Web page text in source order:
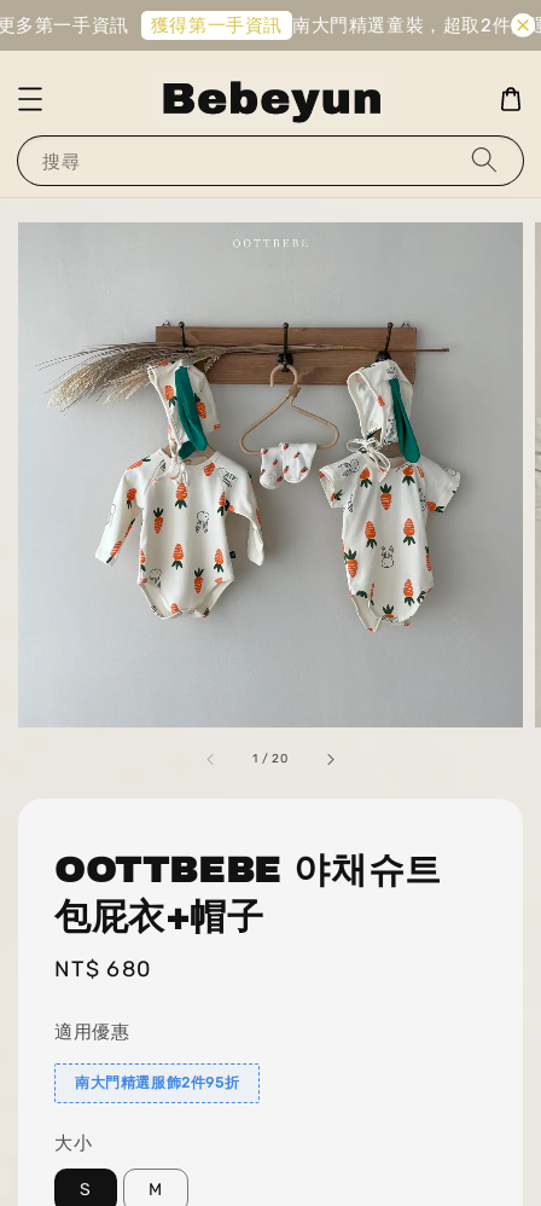
第一手資訊 獲得第一手資訊 南大門精選童裝，超取2件免運
搜尋
1 /20
OOTTBEBE 야채슈트
包屁衣+帽子
Regular
NT$ 680
適用優惠
南大門精選服飾2件95折
大小
S M